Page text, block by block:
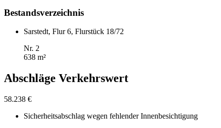
Bestandsverzeichnis
Sarstedt, Flur 6, Flurstück 18/72
Nr. 2
638 m²
Abschläge Verkehrswert
58.238 €
Sicherheitsabschlag wegen fehlender Innenbesichtigung